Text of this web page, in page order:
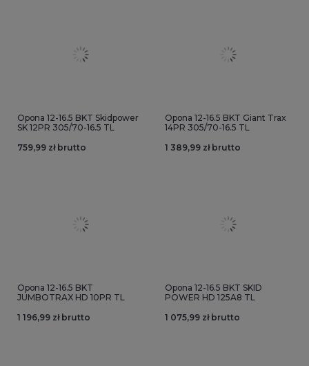
Opona 12-16.5 BKT Skidpower
SK 12PR 305/70-16.5 TL
759,99 zł brutto
Opona 12-16.5 BKT Giant Trax
14PR 305/70-16.5 TL
1 389,99 zł brutto
Opona 12-16.5 BKT
JUMBOTRAX HD 10PR TL
1 196,99 zł brutto
Opona 12-16.5 BKT SKID
POWER HD 125A8 TL
1 075,99 zł brutto